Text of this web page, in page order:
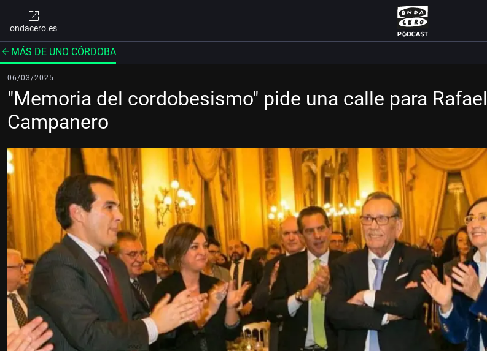
ondacero.es
MÁS DE UNO CÓRDOBA
06/03/2025
"Memoria del cordobesismo" pide una calle para Rafael
Campanero